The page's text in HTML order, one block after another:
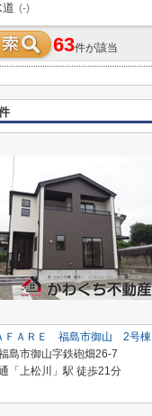
道 (-)
63件が該当
ＦＡＲＥ 福島市御山 2号棟
島市御山字鉄砲畑26-7
「上松川」駅 徒歩21分